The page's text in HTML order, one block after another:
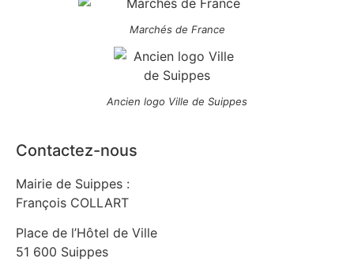
Marchés de France
Ancien logo Ville de Suippes
Contactez-nous
Mairie de Suippes :
François COLLART
Place de l’Hôtel de Ville
51 600 Suippes